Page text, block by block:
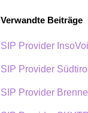
Verwandte Beiträge
SIP Provider
SIP Provider
SIP Provider